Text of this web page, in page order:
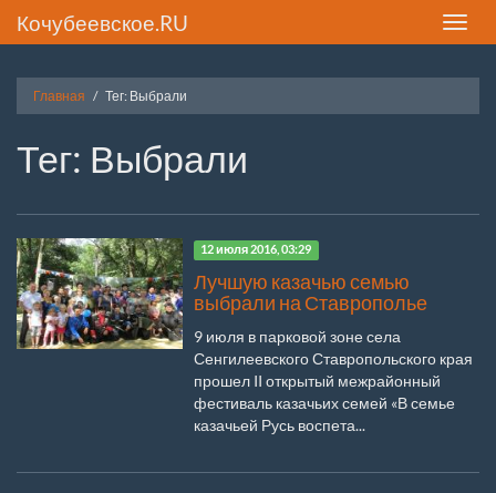
Toggle
Кочубеевское.RU
Главная Тег: Выбрали
Тег: Выбрали
12 июля 2016, 03:29
Лучшую казачью семью
выбрали на Ставрополье
9 июля в парковой зоне села
Сенгилеевского Ставропольского края
прошел II открытый межрайонный
фестиваль казачьих семей «В семье
казачьей Русь воспета...